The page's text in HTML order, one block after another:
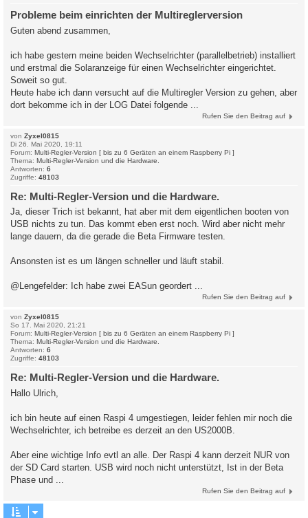
Probleme beim einrichten der Multireglerversion
Guten abend zusammen,
ich habe gestern meine beiden Wechselrichter (parallelbetrieb) installiert
und erstmal die Solaranzeige für einen Wechselrichter eingerichtet.
Soweit so gut.
Heute habe ich dann versucht auf die Multiregler Version zu gehen, aber
dort bekomme ich in der LOG Datei folgende ...
Rufen Sie den Beitrag auf
von Zyxel0815
Di 26. Mai 2020, 19:11
Forum: Multi-Regler-Version [ bis zu 6 Geräten an einem Raspberry Pi ]
Thema: Multi-Regler-Version und die Hardware.
Antworten: 6
Zugriffe: 48103
Re: Multi-Regler-Version und die Hardware.
Ja, dieser Trich ist bekannt, hat aber mit dem eigentlichen booten von
USB nichts zu tun. Das kommt eben erst noch. Wird aber nicht mehr
lange dauern, da die gerade die Beta Firmware testen.
Ansonsten ist es um längen schneller und läuft stabil.
@Lengefelder: Ich habe zwei EASun geordert ...
Rufen Sie den Beitrag auf
von Zyxel0815
So 17. Mai 2020, 21:21
Forum: Multi-Regler-Version [ bis zu 6 Geräten an einem Raspberry Pi ]
Thema: Multi-Regler-Version und die Hardware.
Antworten: 6
Zugriffe: 48103
Re: Multi-Regler-Version und die Hardware.
Hallo Ulrich,
ich bin heute auf einen Raspi 4 umgestiegen, leider fehlen mir noch die
Wechselrichter, ich betreibe es derzeit an den US2000B.
Aber eine wichtige Info evtl an alle. Der Raspi 4 kann derzeit NUR von
der SD Card starten. USB wird noch nicht unterstützt, Ist in der Beta
Phase und ...
Rufen Sie den Beitrag auf